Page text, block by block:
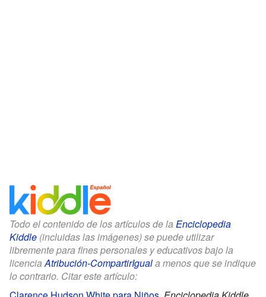
Todo el contenido de los artículos de la Enciclopedia
Kiddle (incluidas las imágenes) se puede utilizar
libremente para fines personales y educativos bajo la
licenciaAtribución-CompartirIguala menos que se indique
lo contrario. Citar este artículo: